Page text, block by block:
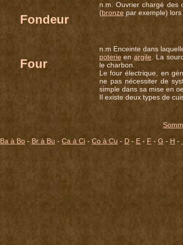
Fondeur
n.m. Ouvrier chargé des
(bronze par exemple)
Four
n.m Enceinte dans
poterieenargile. La
le charbon.
Le four électrique, en
ne pas nécessiter de
simple dans sa mise en
Il existe deux types de
Ba à Bo - Br à Bu - Ca à Ci - Co à Cu - D - E - F - G - H -